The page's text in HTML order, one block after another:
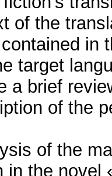
of the
in
target
a brief
of the
of the
in the novel